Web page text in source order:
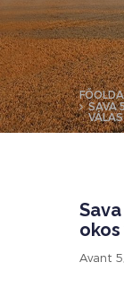
SAVA
Avant